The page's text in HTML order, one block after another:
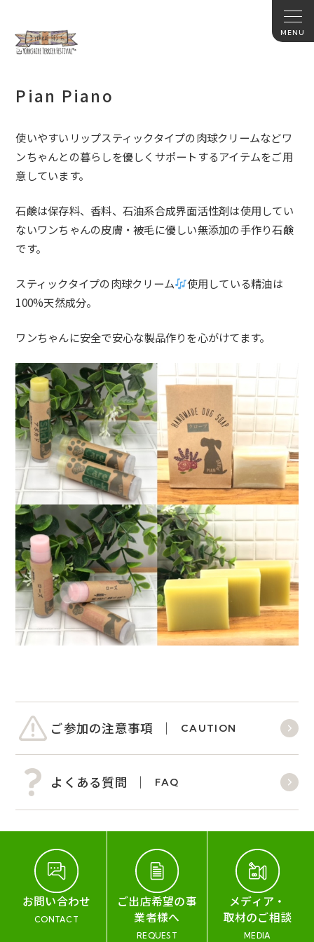
Pian Piano
使いやすいリップスティックタイプの肉球クリームなどワ
ンちゃんとの暮らしを優しくサポートするアイテムをご用
意しています。
石鹸は保存料、香料、石油系合成界面活性剤は使用してい
ないワンちゃんの皮膚・被毛に優しい無添加の手作り石鹸
です。
スティックタイプの肉球クリーム
使用している精油は
100%天然成分。
ワンちゃんに安全で安心な製品作りを心がけてます。
ご参加の注意事項 CAUTION
よくある質問 FAQ
お問い合わせ
CONTACT
ご出店希望の事
業者様へ
REQUEST
メディア・
取材のご相談
MEDIA